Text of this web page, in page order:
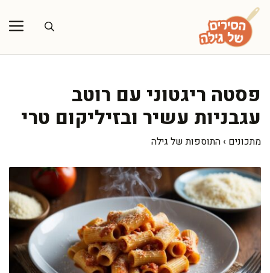
לדלג
לתוכן
פסטה ריגטוני עם רוטב
עגבניות עשיר ובזיליקום טרי
מתכונים › התוספות של גילה